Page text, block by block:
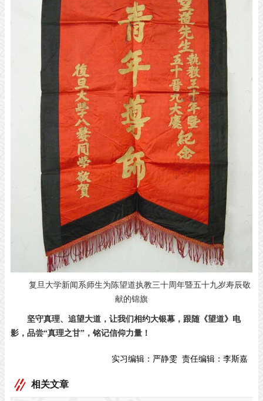
复旦大学新闻系师生为陈望道执教三十周年暨五十九岁寿辰敬
献的锦旗
坚守真理、追望大道， 让我们相约大银幕， 跟随《望道》电
影， 品尝“真理之甘”， 铭记信仰力量！
实习编辑： 严静雯 责任编辑： 李斯嘉
相关文章